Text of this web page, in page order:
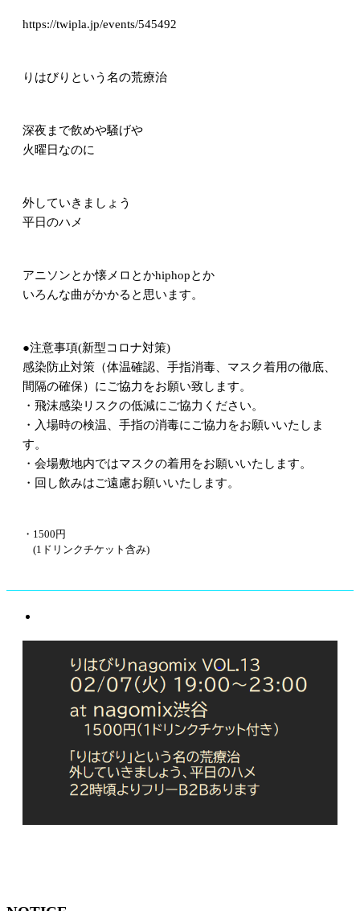
https://twipla.jp/events/545492
りはびりという名の荒療治
深夜まで飲めや騒げや
火曜日なのに
外していきましょう
平日のハメ
アニソンとか懐メロとかhiphopとか
いろんな曲がかかると思います。
●注意事項(新型コロナ対策)
感染防止対策（体温確認、手指消毒、マスク着用の徹底、
間隔の確保）にご協力をお願い致します。
・飛沫感染リスクの低減にご協力ください。
・入場時の検温、手指の消毒にご協力をお願いいたしま
す。
・会場敷地内ではマスクの着用をお願いいたします。
・回し飲みはご遠慮お願いいたします。
・1500円
(1ドリンクチケット含み)